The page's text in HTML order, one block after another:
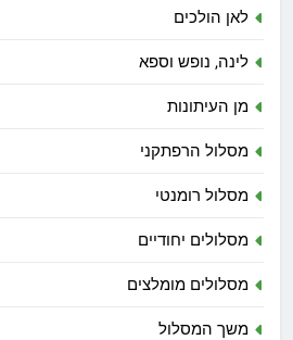
לאן הולכים
לינה, נופש וספא
מן העיתונות
מסלול הרפתקני
מסלול רומנטי
מסלולים יחודיים
מסלולים מומלצים
משך המסלול